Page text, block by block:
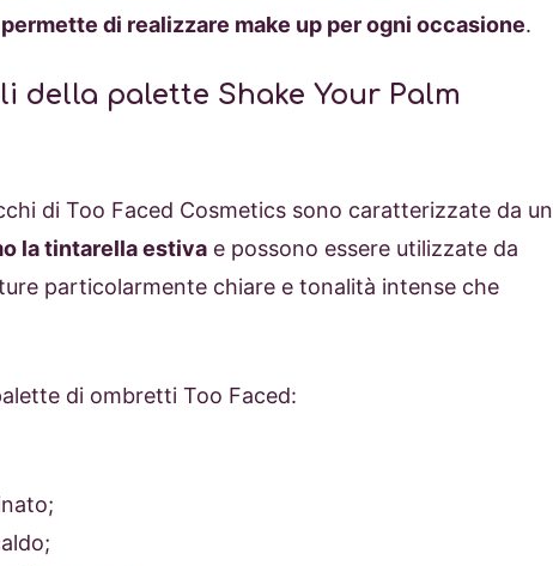
permette di realizzare make up per ogni occasione.
della palette Shake Your Palm
di Too Faced Cosmetics sono caratterizzate da un
la tintarella estiva e possono essere utilizzate da
particolarmente chiare e tonalità intense che
di ombretti Too Faced: